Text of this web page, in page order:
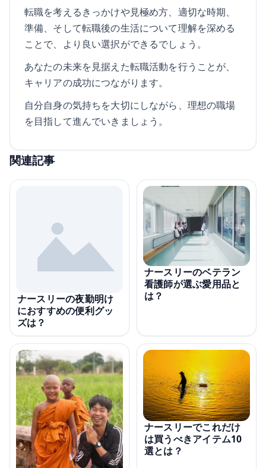
転職を考えるきっかけや見極め方、適切な時期、
準備、そして転職後の生活について理解を深める
ことで、より良い選択ができるでしょう。
あなたの未来を見据えた転職活動を行うことが、
キャリアの成功につながります。
自分自身の気持ちを大切にしながら、理想の職場
を目指して進んでいきましょう。
関連記事
ナースリーの夜勤明け
におすすめの便利グッ
ズは？
ナースリーのベテラン
看護師が選ぶ愛用品と
は？
ナースリーでこれだけ
は買うべきアイテム10
選とは？